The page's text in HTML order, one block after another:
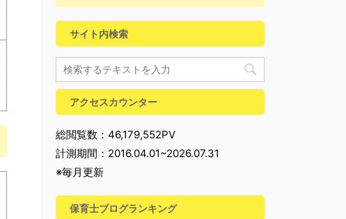
サイト内検索
アクセスカウンター
総閲覧数：46,179,552PV
計測期間：2016.04.01~2026.07.31
※毎月更新
保育士ブログランキング